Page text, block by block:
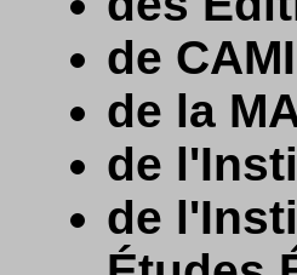
de
de la
de
de